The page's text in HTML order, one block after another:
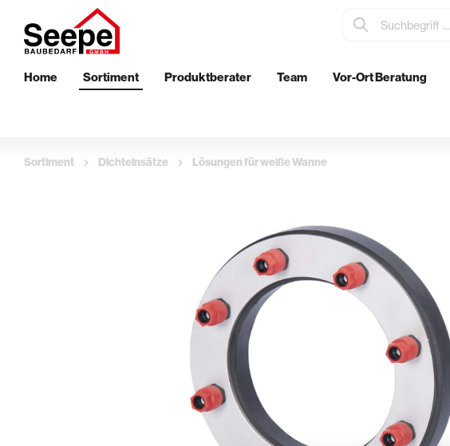
Home Sortiment Produktberater Team Vor-Ort Beratung
EPS-Perimeterdämmung
Wand
Ersatzbügel & Teleskopstäbe
Aufbringen & Glätten
Glättekellen &
Putzkellen & Spachtel
Profil- & Eckenkellen
Stachelroller &
Schneiden & Sägen
Injektionstechnik
Packer
Sortiment Dichteinsätze Lösungen für weiße Wanne